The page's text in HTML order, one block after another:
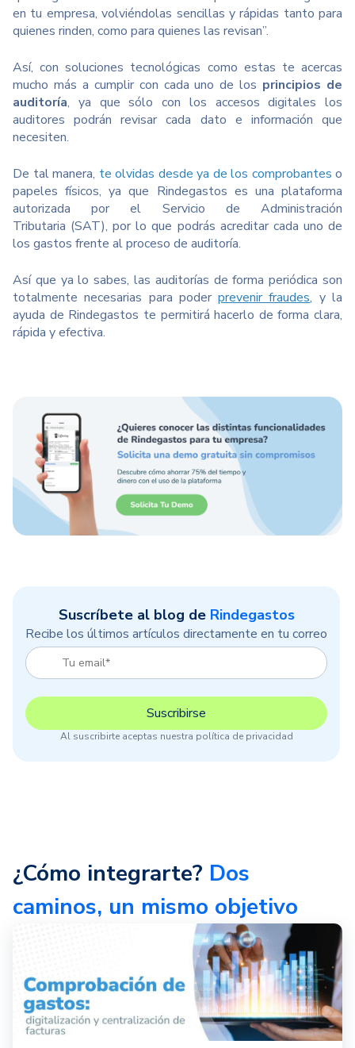
Suscríbete al blog de Rindegastos
Recibe los últimos artículos directamente en tu correo
Al suscribirte aceptas nuestra política de privacidad
en tu empresa, volviéndolas sencillas y rápidas tanto para
quienes rinden, como para quienes las revisan”.
Así, con soluciones tecnológicas como estas te acercas
mucho más a cumplir con cada uno de los principios de
auditoría, ya que sólo con los accesos digitales los
auditores podrán revisar cada dato e información que
necesiten.
De tal manera, te olvidas desde ya de los comprobantes o
papeles físicos, ya que Rindegastos es una plataforma
autorizada por el Servicio de Administración
Tributaria (SAT), por lo que podrás acreditar cada uno de
los gastos frente al proceso de auditoría.
Así que ya lo sabes, las auditorías de forma periódica son
totalmente necesarias para poderprevenir fraudes, y la
ayuda de Rindegastos te permitirá hacerlo de forma clara,
rápida y efectiva.
¿Cómo integrarte? Dos
caminos, un mismo objetivo